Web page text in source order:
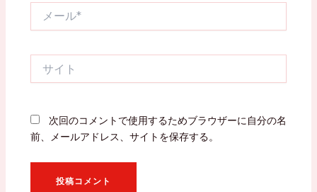
次回のコメントで使用するためブラウザーに自分の名
前、メールアドレス、サイトを保存する。